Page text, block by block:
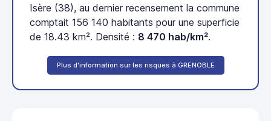
Isère (38), au dernier recensement la commune
comptait 156 140 habitants pour une superficie
de 18.43 km². Densité : 8 470 hab/km².
Plus d'information sur les risques à GRENOBLE